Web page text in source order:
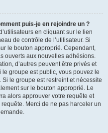
puis-je en rejoindre un ?
en cliquant sur le lien
de contrôle de l’utilisateur. Si
le bouton approprié. Cependant,
ouverts aux nouvelles adhésions.
d’autres peuvent être privés et
le groupe est public, vous pouvez le
le groupe est restreint et nécessite
sur le bouton approprié. Le
alors approuver votre requête et
Merci de ne pas harceler un